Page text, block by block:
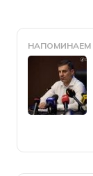
НАПОМИНАЕМ